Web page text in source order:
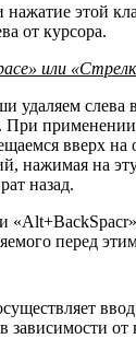
нажатие этой
от курсора.
или
удаляем слева
При
вверх на
нажимая на
назад.
перед
зависимости от